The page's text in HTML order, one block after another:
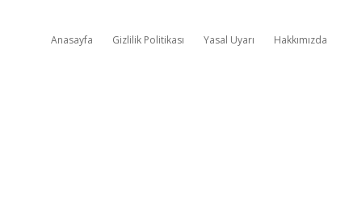
Anasayfa Gizlilik Politikası Yasal Uyarı Hakkımızda